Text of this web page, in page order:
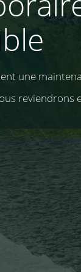
une
reviendrons